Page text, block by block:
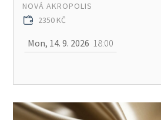
NOVÁ AKROPOLIS
2350 KČ
Mon, 14. 9. 2026 18:00